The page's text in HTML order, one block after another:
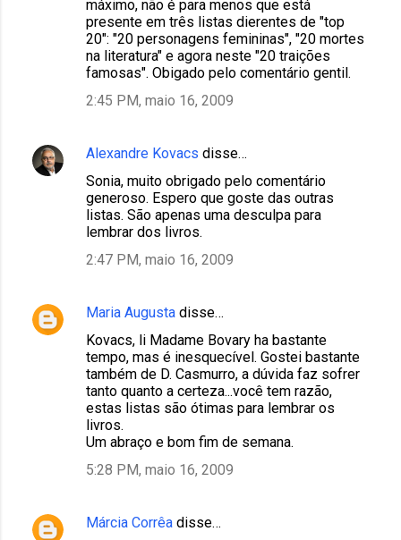
máximo, não é para menos que está
presente em três listas dierentes de "top
20": "20 personagens femininas", "20 mortes
na literatura" e agora neste "20 traições
famosas". Obigado pelo comentário gentil.
2:45 PM, maio 16, 2009
Alexandre Kovacs disse…
Sonia, muito obrigado pelo comentário
generoso. Espero que goste das outras
listas. São apenas uma desculpa para
lembrar dos livros.
2:47 PM, maio 16, 2009
Maria Augusta disse…
Kovacs, li Madame Bovary ha bastante
tempo, mas é inesquecível. Gostei bastante
também de D. Casmurro, a dúvida faz sofrer
tanto quanto a certeza...você tem razão,
estas listas são ótimas para lembrar os
livros.
Um abraço e bom fim de semana.
5:28 PM, maio 16, 2009
Márcia Corrêa disse…